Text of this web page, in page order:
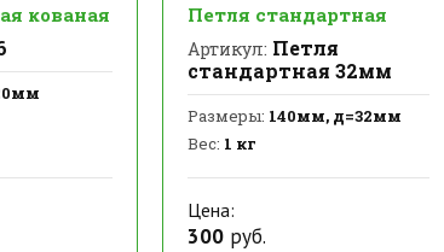
кованая Петля стандартная
Артикул: Петля
стандартная 32мм
Размеры: 140мм, д=32мм
Вес: 1 кг
Цена:
300руб.